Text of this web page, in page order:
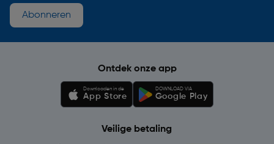
Abonneren
Ontdek onze app
Downloaden in de
App Store
DOWNLOAD VIA
Google Play
Veilige betaling